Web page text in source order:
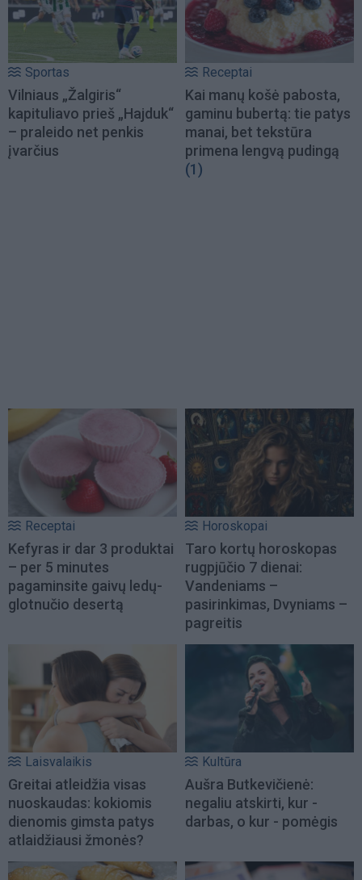
Sportas
Vilniaus „Žalgiris“
kapituliavo prieš „Hajduk“
– praleido net penkis
įvarčius
Receptai
Kai manų košė pabosta,
gaminu bubertą: tie patys
manai, bet tekstūra
primena lengvą pudingą
(1)
Receptai
Kefyras ir dar 3 produktai
– per 5 minutes
pagaminsite gaivų ledų-
glotnučio desertą
Horoskopai
Taro kortų horoskopas
rugpjūčio 7 dienai:
Vandeniams –
pasirinkimas, Dvyniams –
pagreitis
Laisvalaikis
Greitai atleidžia visas
nuoskaudas: kokiomis
dienomis gimsta patys
atlaidžiausi žmonės?
Kultūra
Aušra Butkevičienė:
negaliu atskirti, kur -
darbas, o kur - pomėgis